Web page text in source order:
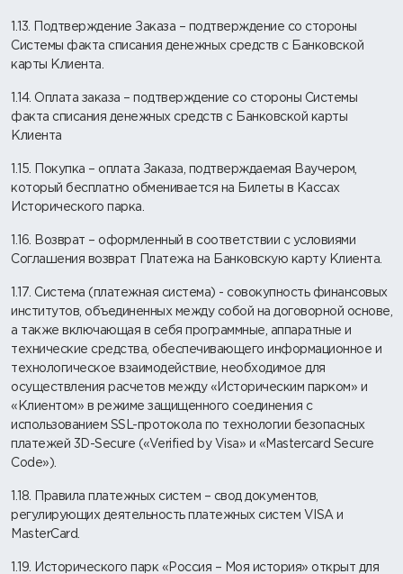
1.13. Подтверждение Заказа – подтверждение со стороны
Системы факта списания денежных средств с Банковской
карты Клиента.
1.14. Оплата заказа – подтверждение со стороны Системы
факта списания денежных средств с Банковской карты
Клиента
1.15. Покупка – оплата Заказа, подтверждаемая Ваучером,
который бесплатно обменивается на Билеты в Кассах
Исторического парка.
1.16. Возврат – оформленный в соответствии с условиями
Соглашения возврат Платежа на Банковскую карту Клиента.
1.17. Система (платежная система) - совокупность финансовых
институтов, объединенных между собой на договорной основе,
а также включающая в себя программные, аппаратные и
технические средства, обеспечивающего информационное и
технологическое взаимодействие, необходимое для
осуществления расчетов между «Историческим парком» и
«Клиентом» в режиме защищенного соединения c
использованием SSL-протокола по технологии безопасных
платежей 3D-Secure («Verified by Visa» и «Mastercard Secure
Code»).
1.18. Правила платежных систем – свод документов,
регулирующих деятельность платежных систем VISA и
MasterCard.
1.19. Исторического парк «Россия – Моя история» открыт для